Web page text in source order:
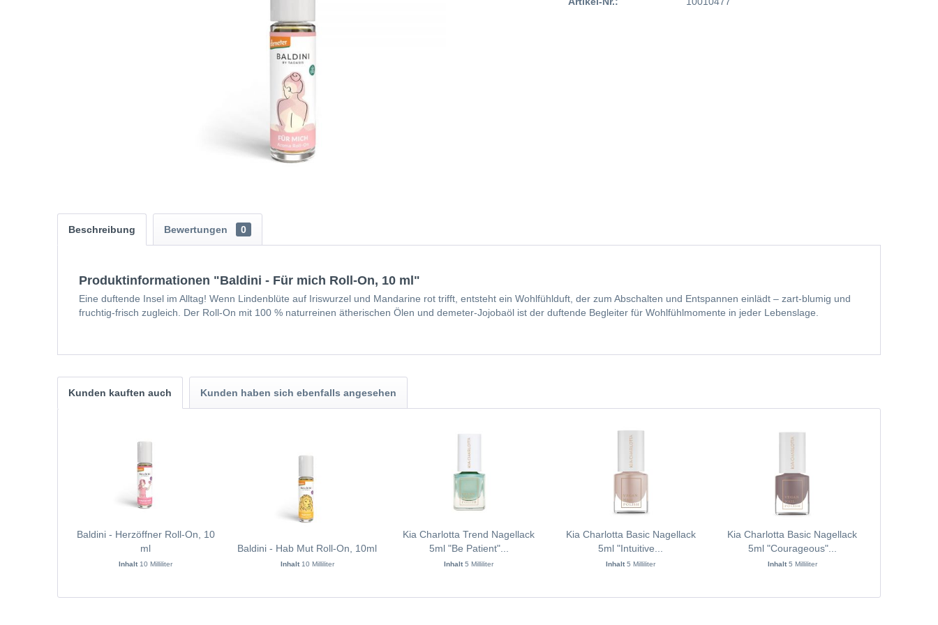
Beschreibung Bewertungen 0
Produktinformationen "Baldini - Für mich Roll-On, 10 ml"
Eine duftende Insel im Alltag! Wenn Lindenblüte auf Iriswurzel und Mandarine rot trifft, entsteht ein Wohlfühlduft, der zum Abschalten und Entspannen einlädt – zart-blumig und
fruchtig-frisch zugleich. Der Roll-On mit 100 % naturreinen ätherischen Ölen und demeter-Jojobaöl ist der duftende Begleiter für Wohlfühlmomente in jeder Lebenslage.
Kunden kauften auch Kunden haben sich ebenfalls angesehen
Baldini - Herzöffner Roll-On, 10
ml
Inhalt 10 Milliliter
Baldini - Hab Mut Roll-On, 10ml
Inhalt 10 Milliliter
Kia Charlotta Trend Nagellack
5ml "Be Patient"...
Inhalt5 Milliliter
Kia Charlotta Basic Nagellack
5ml "Intuitive...
Inhalt5 Milliliter
Kia Charlotta Basic Nagellack
5ml "Courageous"...
Inhalt 5 Milliliter